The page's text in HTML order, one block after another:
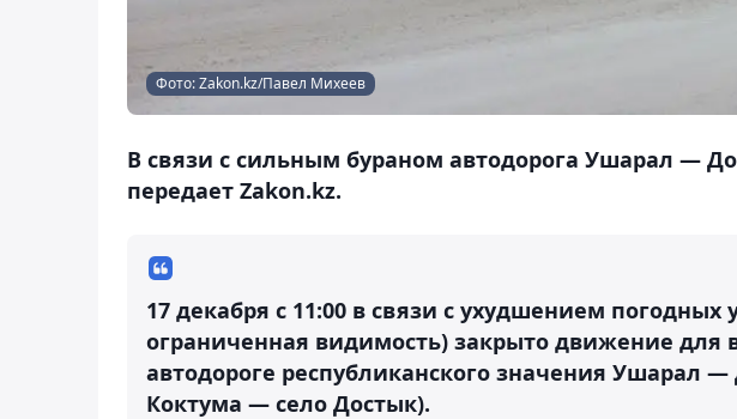
Фото: Zakon.kz/Павел Михеев
В связи с сильным бураном автодорога Ушарал —
передает Zakon.kz.
17 декабря с 11:00 в связи с ухудшением
ограниченная видимость) закрыто движение для
автодороге республиканского значения Ушарал —
Коктума — село Достык).